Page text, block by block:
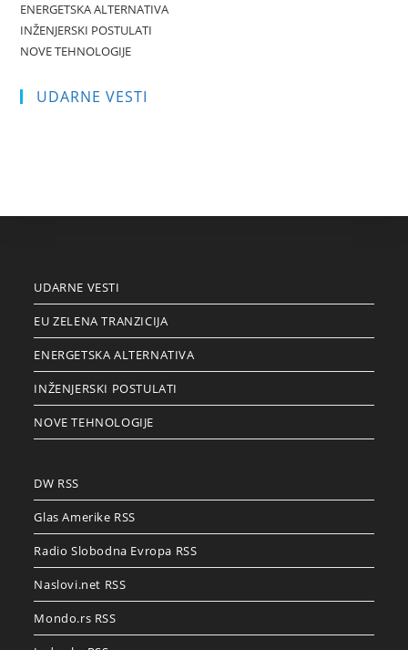
ENERGETSKA ALTERNATIVA
INŽENJERSKI POSTULATI
NOVE TEHNOLOGIJE
UDARNE VESTI
UDARNE VESTI
EU ZELENA TRANZICIJA
ENERGETSKA ALTERNATIVA
INŽENJERSKI POSTULATI
NOVE TEHNOLOGIJE
DW RSS
Glas Amerike RSS
Radio Slobodna Evropa RSS
Naslovi.net RSS
Mondo.rs RSS